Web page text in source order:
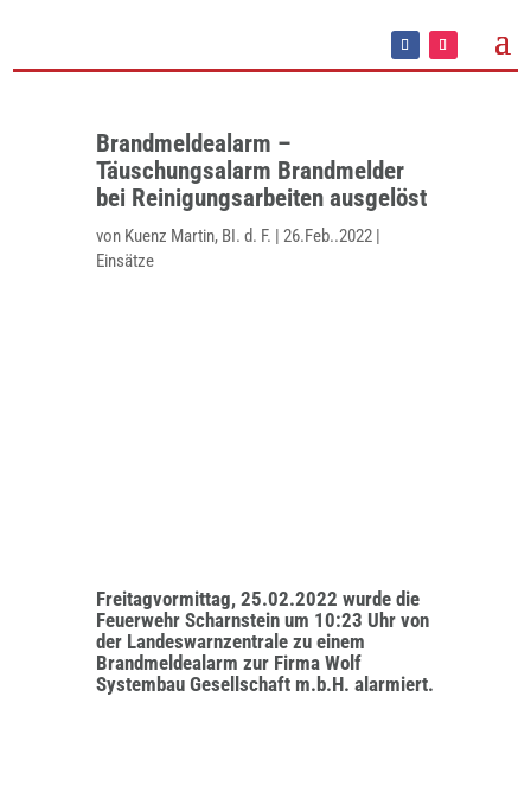
Brandmeldealarm –
Täuschungsalarm Brandmelder
bei Reinigungsarbeiten ausgelöst
von Kuenz Martin, BI. d. F. | 26.Feb..2022|
Einsätze
Freitagvormittag, 25.02.2022 wurde die
Feuerwehr Scharnstein um 10:23 Uhr von
der Landeswarnzentrale zu einem
Brandmeldealarm zur Firma Wolf
Systembau Gesellschaft m.b.H. alarmiert.